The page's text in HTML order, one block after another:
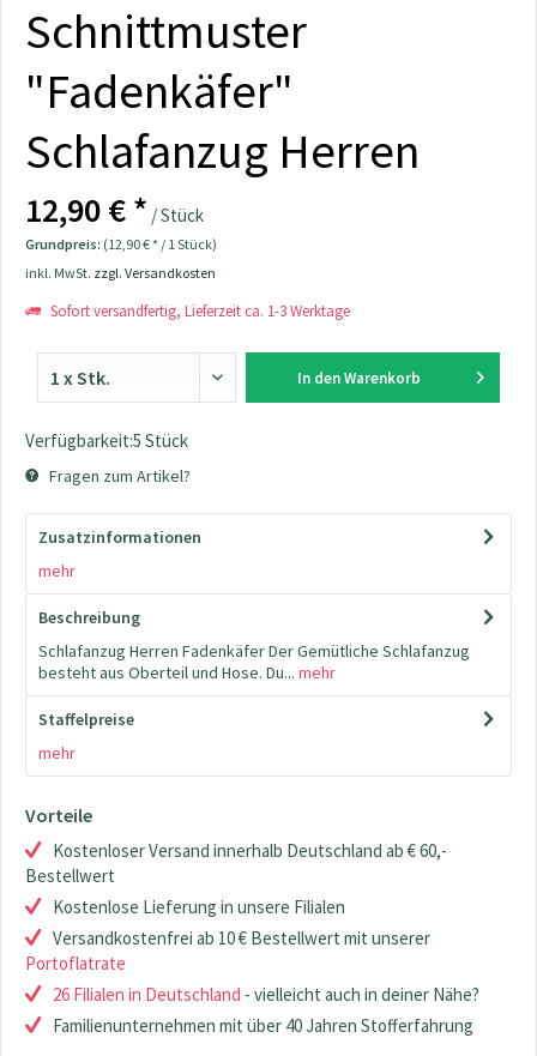
Schnittmuster
"Fadenkäfer"
Schlafanzug Herren
12,90 € * / Stück
Grundpreis: (12,90 € * / 1 Stück)
inkl. MwSt. zzgl. Versandkosten
Sofort versandfertig, Lieferzeit ca. 1-3 Werktage
In den Warenkorb
Verfügbarkeit:5 Stück
Fragen zum Artikel?
Zusatzinformationen
mehr
Beschreibung
Schlafanzug Herren Fadenkäfer Der Gemütliche Schlafanzug
besteht aus Oberteil und Hose. Du... mehr
Staffelpreise
mehr
Vorteile
Kostenloser Versand innerhalb Deutschland ab € 60,-
Bestellwert
Kostenlose Lieferung in unsere Filialen
Versandkostenfrei ab 10 € Bestellwert mit unserer
Portoflatrate
26 Filialen in Deutschland - vielleicht auch in deiner Nähe?
Familienunternehmen mit über 40 Jahren Stofferfahrung